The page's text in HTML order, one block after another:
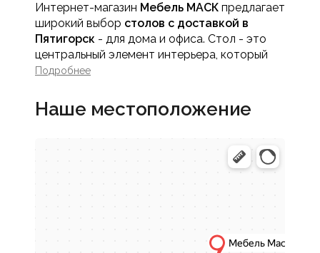
Интернет-магазин Мебель МАСК предлагает
широкий выбор столов с доставкой в
Пятигорск - для дома и офиса. Стол - это
центральный элемент интерьера, который
объединяет функциональность, удобство и
поэтому при выборе важно учитывать не
только внешний вид, но и практичность,
подходящие для различных помещений и
Особенности столов из
Подробнее
Наше местоположение